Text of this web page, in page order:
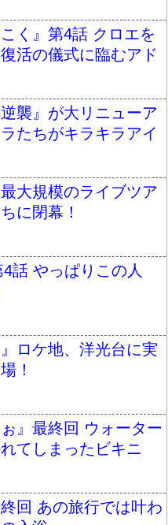
く』第4話 クロエを
活の儀式に臨むアド
逆襲』が大リニューア
たちがキラキラアイ
大規模のライブツア
に閉幕！
4話 やっぱりこの人
』ロケ地、洋光台に実
！
ぉ』最終回 ウォーター
てしまったビキニ
終回 あの旅行では叶わ